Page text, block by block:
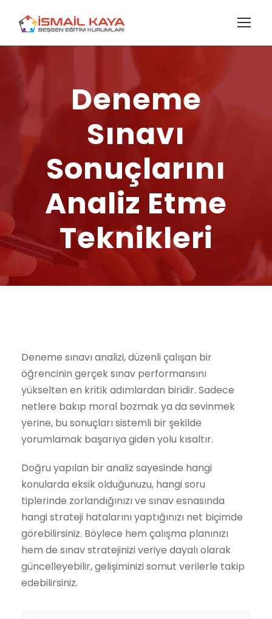
Deneme
Sınavı
Sonuçlarını
Analiz Etme
Teknikleri
Deneme sınavı analizi, düzenli çalışan bir
öğrencinin gerçek sınav performansını
yükselten en kritik adımlardan biridir. Sadece
netlere bakıp moral bozmak ya da sevinmek
yerine, bu sonuçları sistemli bir şekilde
yorumlamak başarıya giden yolu kısaltır.
Doğru yapılan bir analiz sayesinde hangi
konularda eksik olduğunuzu, hangi soru
tiplerinde zorlandığınızı ve sınav esnasında
hangi strateji hatalarını yaptığınızı net biçimde
görebilirsiniz. Böylece hem çalışma planınızı
hem de sınav stratejinizi veriye dayalı olarak
güncelleyebilir, gelişiminizi somut verilerle takip
edebilirsiniz.